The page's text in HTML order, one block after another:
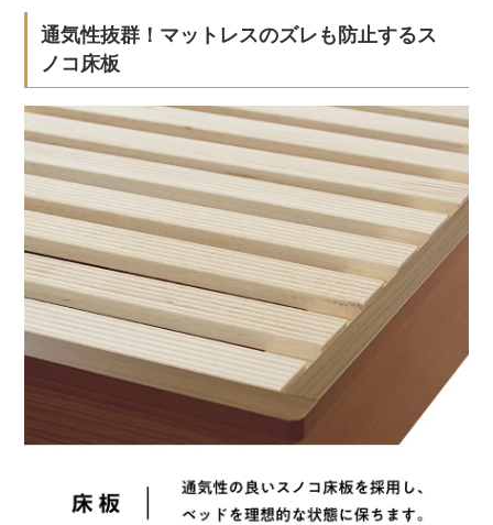
通気性抜群！マットレスのズレも防止するス
ノコ床板